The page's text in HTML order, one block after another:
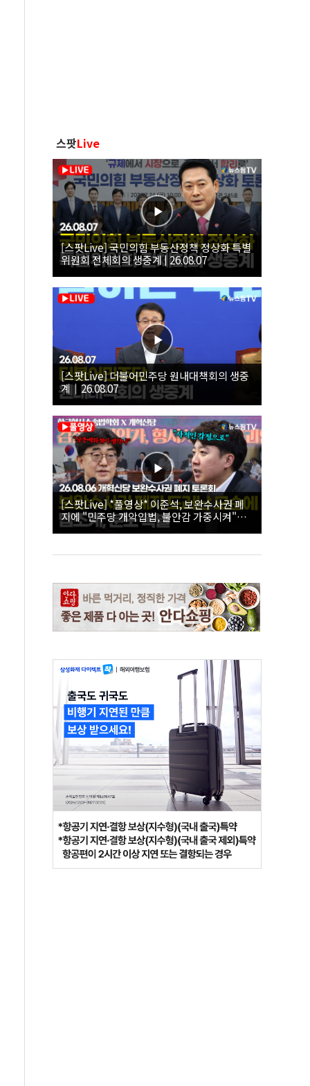
스팟Live
[스팟Live] 국민의힘 부동산정책 정상화 특별
위원회 전체회의 생중계 | 26.08.07
[스팟Live] 더불어민주당 원내대책회의 생중
계｜26.08.07
[스팟Live] *풀영상* 이준석, 보완수사권 폐
지에 "민주당 개악입법, 불안감 가중시켜"｜
26.08.06 개혁신당 보완수사권 폐지 토론회